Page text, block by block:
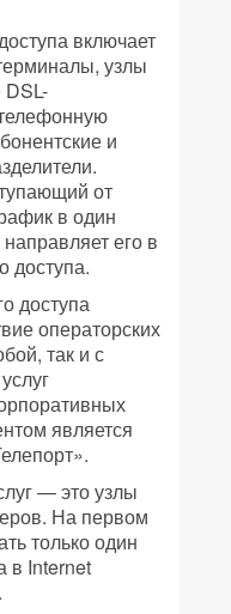
включает
узлы
DSL-
и
от
в один
его в
доступа.
доступа
операторских
так и с
является
— это узлы
На первом
только один
в Internet